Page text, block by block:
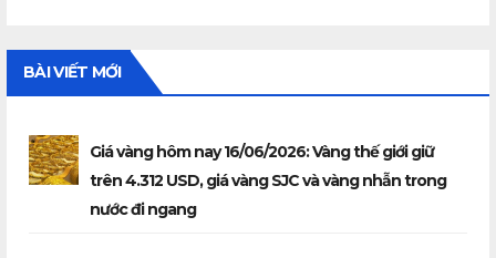
BÀI VIẾT MỚI
Giá vàng hôm nay 16/06/2026: Vàng thế giới giữ
trên 4.312 USD, giá vàng SJC và vàng nhẫn trong
nước đi ngang